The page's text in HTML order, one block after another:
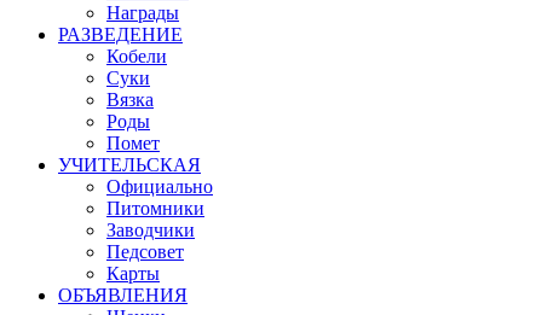
Награды
РАЗВЕДЕНИЕ
Кобели
Суки
Вязка
Роды
Помет
УЧИТЕЛЬСКАЯ
Официально
Питомники
Заводчики
Педсовет
Карты
ОБЪЯВЛЕНИЯ